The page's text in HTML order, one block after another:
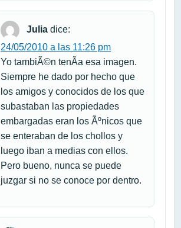
Julia dice:
24/05/2010 a las 11:26 pm
Yo tambiÃ©n tenÃ­a esa imagen.
Siempre he dado por hecho que
los amigos y conocidos de los que
subastaban las propiedades
embargadas eran los Ãºnicos que
se enteraban de los chollos y
luego iban a medias con ellos.
Pero bueno, nunca se puede
juzgar si no se conoce por dentro.